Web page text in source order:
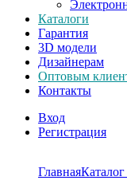
Каталоги
Гарантия
3D модели
Дизайнерам
Оптовым
Контакты
Вход
Регистрация
ГлавнаяКаталог